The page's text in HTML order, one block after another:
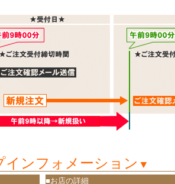
インフォメーション ▼
■お店の詳細